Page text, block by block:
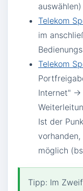
auswählen)
Telekom
im
Telekom
Internet" -
Ist der
möglich
Tipp: Im